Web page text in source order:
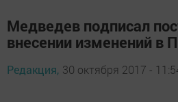
Медведев подписал
внесении изменений в
Редакция, 30 октября 2017 -